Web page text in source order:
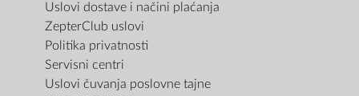
Uslovi dostave i načini plaćanja
ZepterClub uslovi
Politika privatnosti
Servisni centri
Uslovi čuvanja poslovne tajne